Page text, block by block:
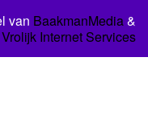
van BaakmanMedia&
Vrolijk Internet Services